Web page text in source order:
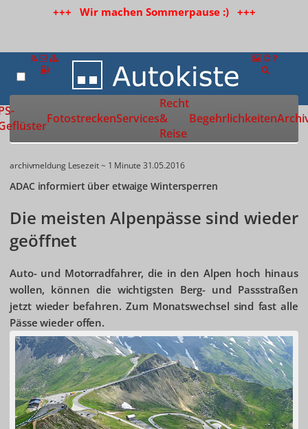
+++ Wir machen Sommerpause :) +++
Zur Startseite
FotostreckenServices
Recht
&
Reise
Begehrlichkeiten
archivmeldung Lesezeit ~ 1 Minute 31.05.2016
ADAC informiert über etwaige Wintersperren
Die meisten Alpenpässe sind wieder
geöffnet
Auto- und Motorradfahrer, die in den Alpen hoch hinaus
wollen, können die wichtigsten Berg- und Passstraßen
jetzt wieder befahren. Zum Monatswechsel sind fast alle
Pässe wieder offen.